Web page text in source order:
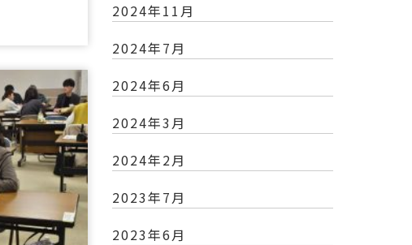
2024年11月
2024年7月
2024年6月
2024年3月
2024年2月
2023年7月
2023年6月